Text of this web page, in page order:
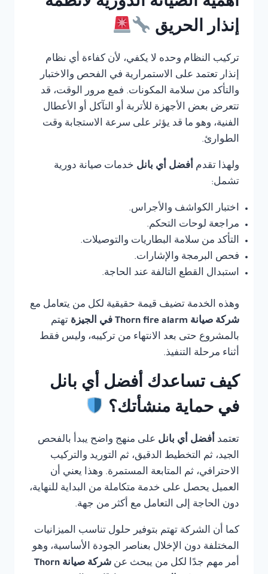
أهمية الصيانة الدورية لأنظمة
إنذار الحريق
تركيب النظام وحده لا يكفي، لأن كفاءة أي نظام
إنذار تعتمد على الاستمرارية في الفحص والاختبار
والتأكد من سلامة المكونات. فمع مرور الوقت، قد
تتعرض بعض الأجهزة للأتربة أو التآكل أو الأعطال
الفنية، وهو ما قد يؤثر على سرعة الاستجابة وقت
الطوارئ.
ولهذا تقدم أفضل أي بانل خدمات صيانة دورية
تشمل:
اختبار الكواشف والأجراس.
مراجعة لوحات التحكم.
التأكد من سلامة البطاريات والتوصيلات.
فحص البرمجة والإشارات.
استبدال القطع التالفة عند الحاجة.
وهذه الخدمة تضيف قيمة حقيقية لكل من يتعامل مع
شركة صيانة Thorn fire alarm في الجيزة
تهتم
بالمشروع حتى بعد الانتهاء من تركيبه، وليس فقط
أثناء مرحلة التنفيذ.
كيف تساعدك أفضل أي بانل
في حماية منشأتك؟
تعتمد أفضل أي بانل على منهج واضح يبدأ بالفحص
الجيد، ثم التخطيط الدقيق، ثم التوريد والتركيب
الاحترافي، ثم المتابعة المستمرة. وهذا يعني أن
العميل يحصل على خدمة متكاملة من البداية للنهاية،
دون الحاجة إلى التعامل مع أكثر من جهة.
كما أن الشركة تهتم بتوفير حلول تناسب الميزانيات
المختلفة دون الإخلال بعناصر الجودة الأساسية، وهو
أمر مهم جدًا لكل من يبحث عن
شركة صيانة Thorn